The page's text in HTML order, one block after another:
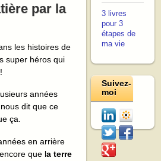
par la
les histoires de
super héros qui
années
dit que ce
ça.
en arrière
que la terre
3 livres
pour 3
étapes de
ma vie
Suivez-
moi